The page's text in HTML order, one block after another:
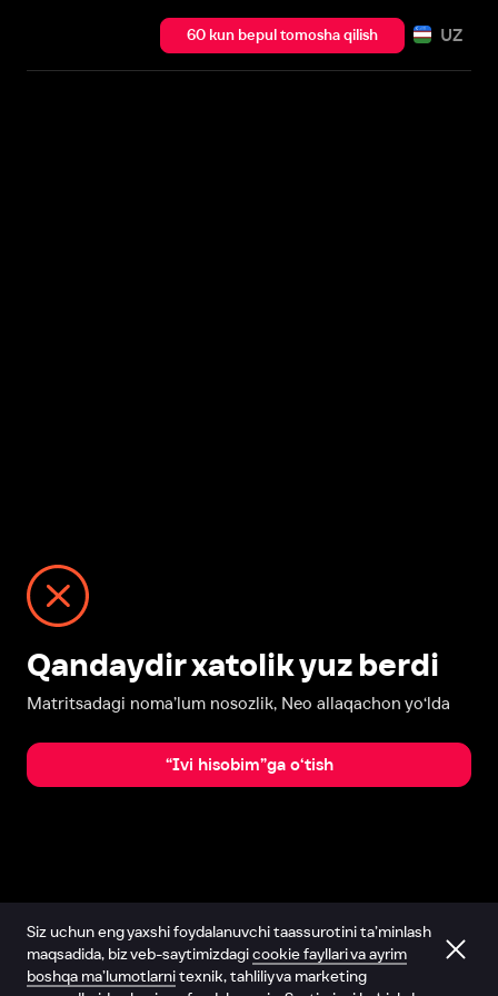
60 kun bepul tomosha qilish UZ
Qandaydir xatolik yuz berdi
Matritsadagi noma’lum nosozlik, Neo allaqachon yo‘lda
“Ivi hisobim”ga o‘tish
Siz uchun eng yaxshi foydalanuvchi taassurotini ta’minlash
maqsadida, biz veb-saytimizdagicookie fayllari va ayrim
boshqa ma’lumotlarnitexnik, tahliliy va marketing